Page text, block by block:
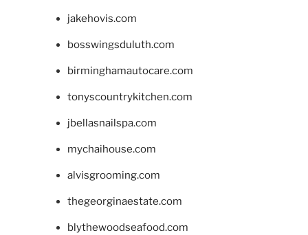
jakehovis.com
bosswingsduluth.com
birminghamautocare.com
tonyscountrykitchen.com
jbellasnailspa.com
mychaihouse.com
alvisgrooming.com
thegeorginaestate.com
blythewoodseafood.com